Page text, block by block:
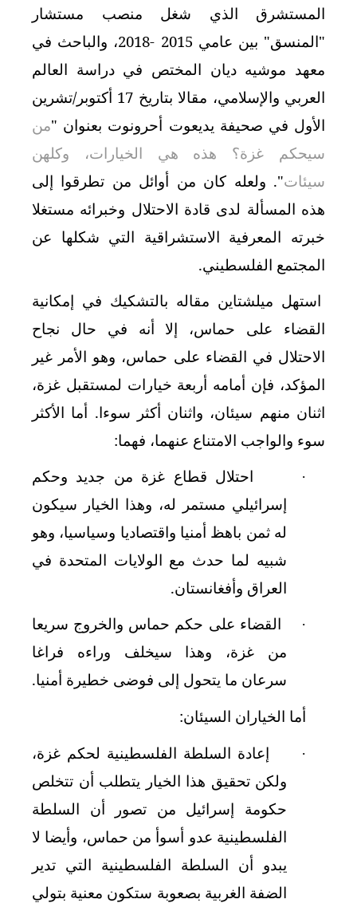
المستشرق الذي شغل منصب مستشار
"المنسق" بين عامي 2015 -2018، والباحث في
معهد موشيه ديان المختص في دراسة العالم
العربي والإسلامي، مقالا بتاريخ 17 أكتوبر/تشرين
الأول في صحيفة يديعوت أحرونوت بعنوان "من
سيحكم غزة؟ هذه هي الخيارات، وكلهن
سيئات." ولعله كان من أوائل من تطرقوا إلى
هذه المسألة لدى قادة الاحتلال وخبرائه مستغلا
خبرته المعرفية الاستشراقية التي شكلها عن
المجتمع الفلسطيني.
استهل ميلشتاين مقاله بالتشكيك في إمكانية
القضاء على حماس، إلا أنه في حال نجاح
الاحتلال في القضاء على حماس، وهو الأمر غير
المؤكد، فإن أمامه أربعة خيارات لمستقبل غزة،
اثنان منهم سيئان، واثنان أكثر سوءا. أما الأكثر
سوء والواجب الامتناع عنهما، فهما:
·
احتلال قطاع غزة من جديد وحكم
إسرائيلي مستمر له، وهذا الخيار سيكون
له ثمن باهظ أمنيا واقتصاديا وسياسيا، وهو
شبيه لما حدث مع الولايات المتحدة في
العراق وأفغانستان.
·
القضاء على حكم حماس والخروج سريعا
من غزة، وهذا سيخلف وراءه فراغا
سرعان ما يتحول إلى فوضى خطيرة أمنيا.
أما الخياران السيئان:
·
إعادة السلطة الفلسطينية لحكم غزة،
ولكن تحقيق هذا الخيار يتطلب أن تتخلص
حكومة إسرائيل من تصور أن السلطة
الفلسطينية عدو أسوأ من حماس، وأيضا لا
يبدو أن السلطة الفلسطينية التي تدير
الضفة الغربية بصعوبة ستكون معنية بتولي